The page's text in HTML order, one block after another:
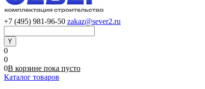
+7 (495) 981-96-50 zakaz@sever2.ru
0
0
0В корзине пока пусто
Каталог товаров